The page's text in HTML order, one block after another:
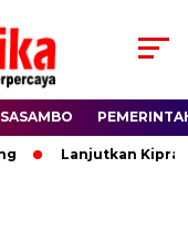
SASAMBO
Lanjutkan Kiprah